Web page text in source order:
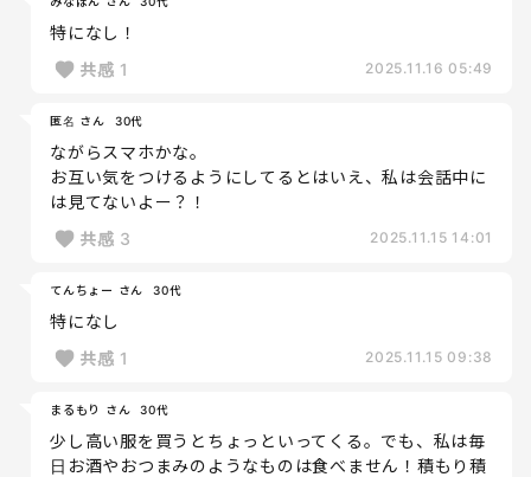
特になし！
共感 1 2025.11.16 05:49
匿名 さん 30代
ながらスマホかな。
お互い気をつけるようにしてるとはいえ、私は会話中に
は見てないよー？！
共感 3 2025.11.15 14:01
てんちょー さん 30代
特になし
共感 1 2025.11.15 09:38
まるもり さん 30代
少し高い服を買うとちょっといってくる。でも、私は毎
日お酒やおつまみのようなものは食べません！積もり積